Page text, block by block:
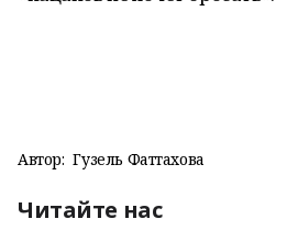
Автор: Гузель Фаттахова
Читайте нас